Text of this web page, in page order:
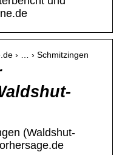
› … › Schmitzingen
(Waldshut-